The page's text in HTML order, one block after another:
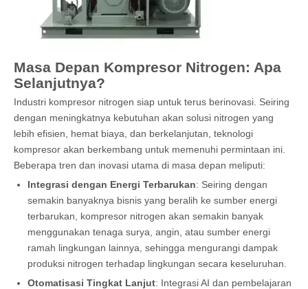
Masa Depan Kompresor Nitrogen: Apa
Selanjutnya?
Industri kompresor nitrogen siap untuk terus berinovasi. Seiring
dengan meningkatnya kebutuhan akan solusi nitrogen yang
lebih efisien, hemat biaya, dan berkelanjutan, teknologi
kompresor akan berkembang untuk memenuhi permintaan ini.
Beberapa tren dan inovasi utama di masa depan meliputi:
Integrasi dengan Energi Terbarukan: Seiring dengan
semakin banyaknya bisnis yang beralih ke sumber energi
terbarukan, kompresor nitrogen akan semakin banyak
menggunakan tenaga surya, angin, atau sumber energi
ramah lingkungan lainnya, sehingga mengurangi dampak
produksi nitrogen terhadap lingkungan secara keseluruhan.
Otomatisasi Tingkat Lanjut: Integrasi AI dan pembelajaran